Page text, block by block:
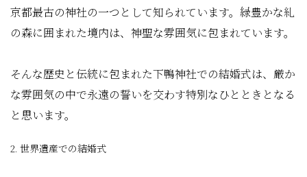
京都最古の神社の一つとして知られています。緑豊かな糺
の森に囲まれた境内は、神聖な雰囲気に包まれています。
そんな歴史と伝統に包まれた下鴨神社での結婚式は、厳か
な雰囲気の中で永遠の誓いを交わす特別なひとときとなる
と思います。
2. 世界遺産での結婚式